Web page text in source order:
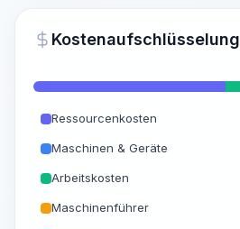
~15-30 Sek.
Kostenaufschlüsselung
Ressourcenkosten
Maschinen & Geräte
Arbeitskosten
Maschinenführer